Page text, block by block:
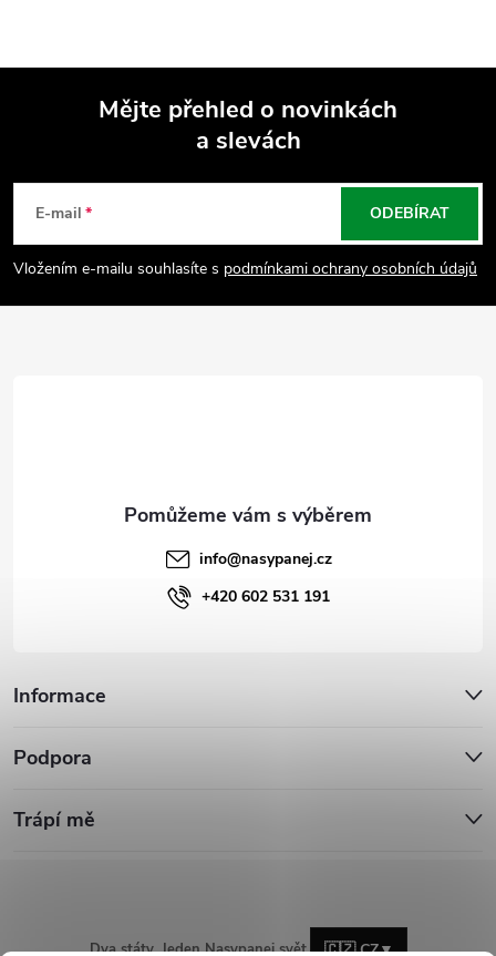
p
a
Mějte přehled o novinkách
a slevách
E-mail
Vložením e-mailu souhlasíte s podmínkami ochrany osobních údajů
ODEBÍRAT
Informace
Podpora
Trápí mě
info@nasypanej.cz
+420 602 531 191
Dva státy. Jeden Nasypanej svět. 🇨🇿 CZ▼